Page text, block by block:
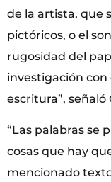
de la artista, que
pictóricos, o el
rugosidad del
investigación
escritura”, señaló
“Las palabras se
cosas que hay
mencionado